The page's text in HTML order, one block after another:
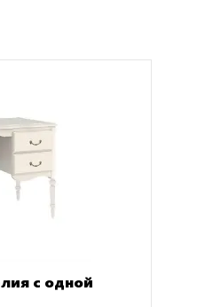
с одной